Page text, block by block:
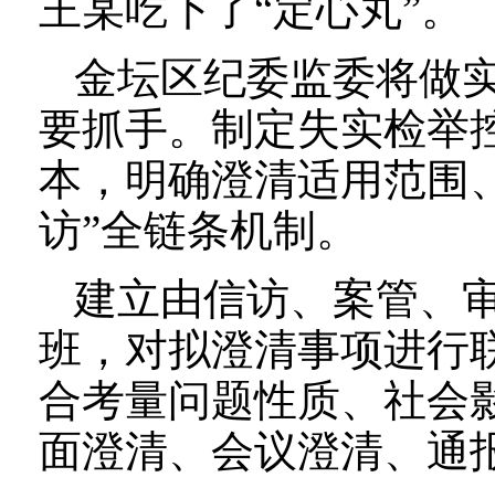
金坛区纪委监委将做
要抓手。制定失实检举
本，明确澄清适用范围
访”全链条机制。
建立由信访、案管、
班，对拟澄清事项进行
合考量问题性质、社会
面澄清、会议澄清、通